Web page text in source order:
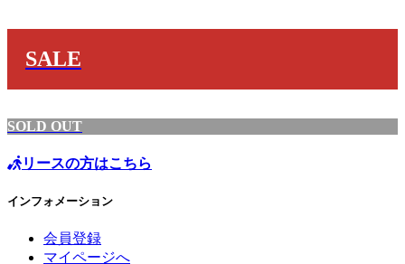
SALE
SOLD OUT
リースの方はこちら
インフォメーション
会員登録
マイページへ